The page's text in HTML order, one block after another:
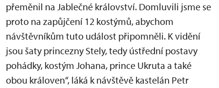
přeměnil na Jablečné království. Domluvili jsme se
proto na zapůjčení 12 kostýmů, abychom
návštěvníkům tuto událost připomněli. K vidění
jsou šaty princezny Stely, tedy ústřední postavy
pohádky, kostým Johana, prince Ukruta a také
obou královen“, láká k návštěvě kastelán Petr